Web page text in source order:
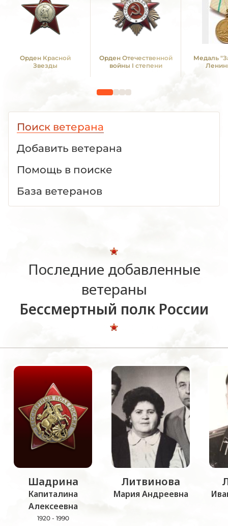
Орден Красной
Звезды
Орден Отечественной
войны I степени
Медаль
Поиск ветерана
Добавить ветерана
Помощь в поиске
База ветеранов
Последние добавленные
ветераны
Бессмертный полк России
Шадрина
Капиталина
Алексеевна
1920 - 1990
Литвинова
Мария Андреевна